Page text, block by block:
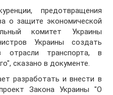
предотвращения
о защите экономической
комитет Украины
Украины создать
отрасли транспорта, в
сказано в документе.
разработать и внести в
Закона Украины "О